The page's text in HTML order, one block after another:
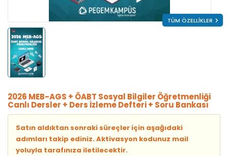
TÜM ÖZELLİKLER
2026 MEB-AGS + ÖABT Sosyal Bilgiler Öğretmenliği
Canlı Dersler + Ders İzleme Defteri + Soru Bankası
Satın aldıktan sonraki süreçler için aşağıdaki
adımları takip ediniz. Aktivasyon kodunuz mail
yoluyla tarafınıza iletilecektir.